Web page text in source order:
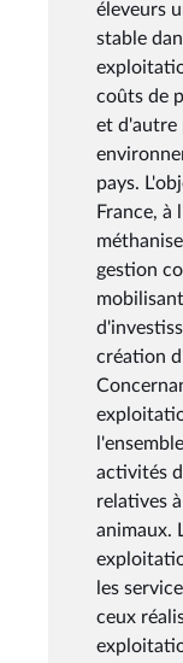
éleveurs
stable
coûts de
et d'autre
pays.
France, à
gestion
création
activités
relatives
animaux.
les
ceux